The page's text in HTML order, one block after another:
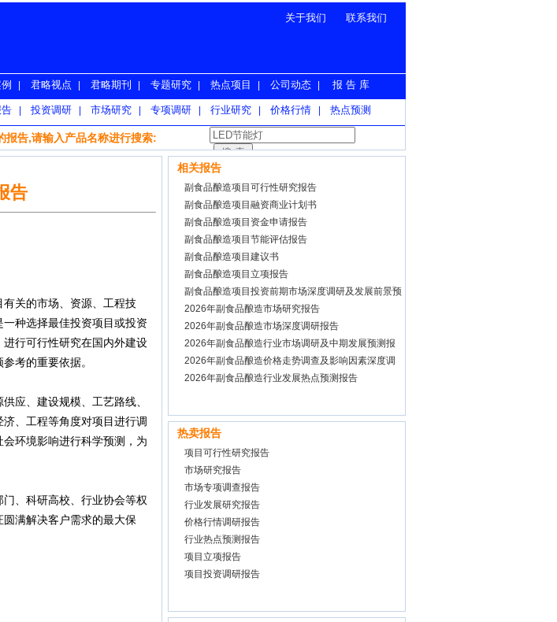
关于我们 联系我们
君略视点 君略期刊 专题研究 热点项目 公司动态 报 告 库
投资调研 市场研究 专项调研 行业研究 价格行情 热点预测
报告,请输入产品名称进行搜索:
告
关的市场、资源、工程技
种选择最佳投资项目或投资
行可行性研究在国内外建设
考的重要依据。
应、建设规模、工艺路线、
、工程等角度对项目进行调
环境影响进行科学预测，为
、科研高校、行业协会等权
满解决客户需求的最大保
相关报告
副食品酿造项目可行性研究报告
副食品酿造项目融资商业计划书
副食品酿造项目资金申请报告
副食品酿造项目节能评估报告
副食品酿造项目建议书
副食品酿造项目立项报告
副食品酿造项目投资前期市场深度调研及发展前景预
测报告
2026年副食品酿造市场研究报告
2026年副食品酿造市场深度调研报告
2026年副食品酿造行业市场调研及中期发展预测报
告
2026年副食品酿造价格走势调查及影响因素深度调
研报告
2026年副食品酿造行业发展热点预测报告
热卖报告
项目可行性研究报告
市场研究报告
市场专项调查报告
行业发展研究报告
价格行情调研报告
行业热点预测报告
项目立项报告
项目投资调研报告